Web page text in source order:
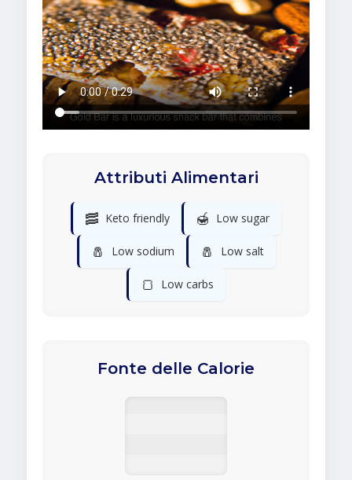
Attributi Alimentari
🥓 Keto friendly 🍯 Low sugar
🧂 Low sodium 🧂 Low salt
🍞 Low carbs
Fonte delle Calorie